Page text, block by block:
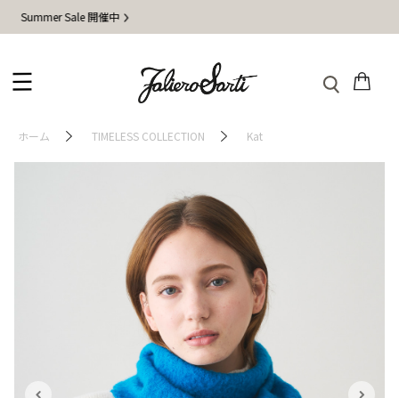
Sale 開催中
ホーム TIMELESS COLLECTION Kat